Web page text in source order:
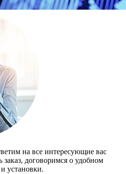
на все интересующие вас
договоримся о удобном
установки.